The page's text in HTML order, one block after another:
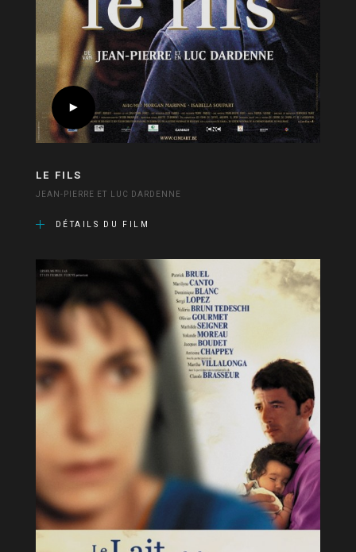
LE FILS
JEAN-PIERRE ET LUC DARDENNE
DÉTAILS DU FILM